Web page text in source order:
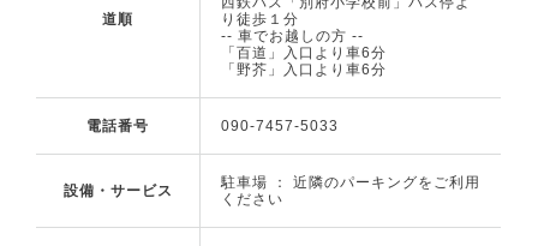
道順
り徒歩１分
-- 車でお越しの方 --
「百道」入口より車6分
「野芥」入口より車6分
電話番号 090-7457-5033
設備・サービス
駐車場 ： 近隣のパーキングをご利用
ください